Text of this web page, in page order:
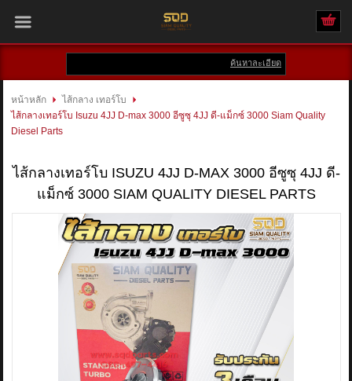
สินค้าที่สนใจ( 0 )
สินค้า
แบรนด์
บัญชีผู้ใช้
ค้นหาละเอียด
หน้าหลัก
ไส้กลาง เทอร์โบ
ไส้กลางเทอร์โบ Isuzu 4JJ D-max 3000 อีซูซุ 4JJ ดี-แม็กซ์ 3000 Siam Quality
Diesel Parts
ไส้กลางเทอร์โบ ISUZU 4JJ D-MAX 3000 อีซูซุ 4JJ ดี-
แม็กซ์ 3000 SIAM QUALITY DIESEL PARTS